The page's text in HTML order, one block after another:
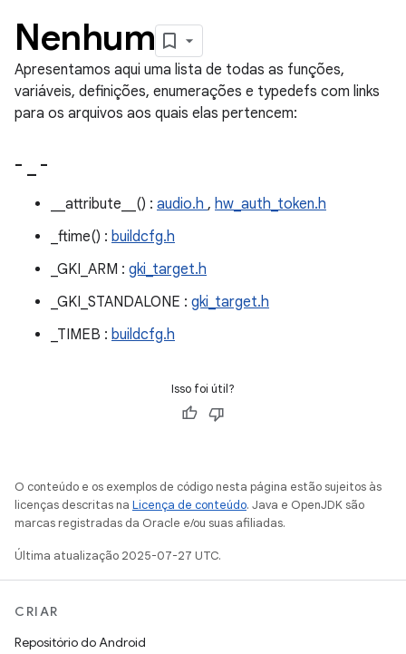
Nenhum
Apresentamos aqui uma lista de todas as funções,
variáveis, definições, enumerações e typedefs com links
para os arquivos aos quais elas pertencem:
- -
__attribute__() : audio.h , hw_auth_token.h
_ftime() : buildcfg.h
_GKI_ARM : gki_target.h
_GKI_STANDALONE : gki_target.h
_TIMEB : buildcfg.h
Isso foi útil?
O conteúdo e os exemplos de código nesta página estão sujeitos às
licenças descritas na Licença de conteúdo. Java e OpenJDK são
marcas registradas da Oracle e/ou suas afiliadas.
Última atualização 2025-07-27 UTC.
CRIAR
Repositório do Android